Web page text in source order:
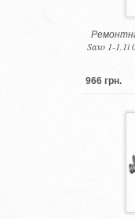
Saxo 1-1.1i
966 грн.